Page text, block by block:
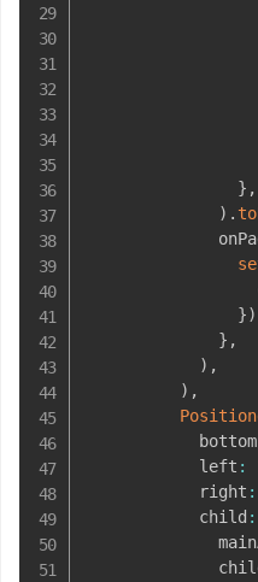
} ,
) .
})
} ,
) ,
) ,
            bottom
            left
:
            right
:
            child
: